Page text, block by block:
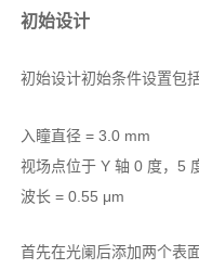
初始设计
初始设计初始条件设置包括
入瞳直径 = 3.0 mm
视场点位于 Y 轴 0 度，5
波长 = 0.55 μm
首先在光阑后添加两个表